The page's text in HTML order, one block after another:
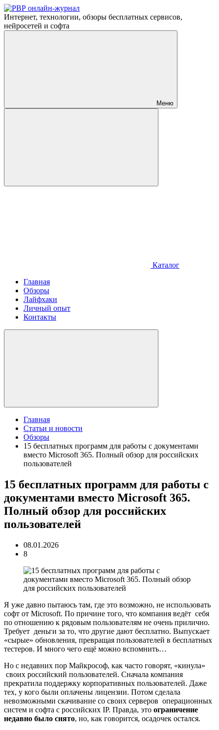
Интернет, технологии, обзоры бесплатных сервисов,
нейросетей и софта
Меню
Каталог
Главная
Обзоры
Лайфхаки
Личный опыт
Контакты
Главная
Статьи и новости
Обзоры
15 бесплатных программ для работы с документами
вместо Microsoft 365. Полный обзор для российских
пользователей
15 бесплатных программ для работы с
документами вместо Microsoft 365.
Полный обзор для российских
пользователей
08.01.2026
8
Я уже давно пытаюсь там, где это возможно, не использовать
софт от Microsoft. По причине того, что компания ведёт себя
по отношению к рядовым пользователям не очень прилично.
Требует деньги за то, что другие дают бесплатно. Выпускает
«сырые» обновления, превращая пользователей в бесплатных
тестеров. И много чего ещё можно вспомнить…
Но с недавних пор Майкрософ, как часто говорят, «кинула»
своих российский пользователей. Сначала компания
прекратила поддержку корпоративных пользователей. Даже
тех, у кого были оплачены лицензии. Потом сделала
невозможными скачивание со своих серверов операционных
систем и софта с российских IP. Правда, это ограничение
недавно было снято, но, как говорится, осадочек остался.